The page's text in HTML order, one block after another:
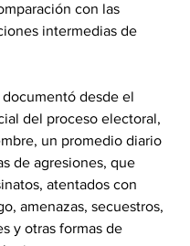
con las
intermedias de
documentó desde el
del proceso electoral,
un promedio diario
de agresiones, que
atentados con
amenazas, secuestros,
y otras formas de